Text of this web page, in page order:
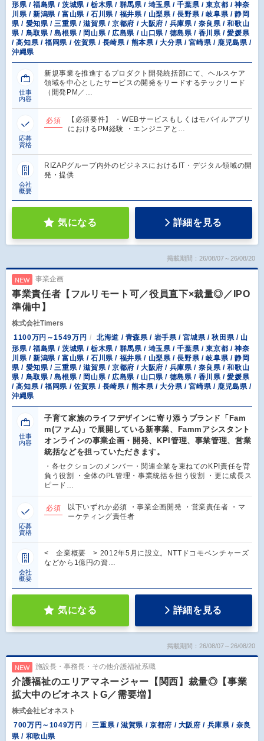
形県 / 福島県 / 茨城県 / 栃木県 / 群馬県 / 埼玉県 / 千葉県 / 東京都 / 神奈
川県 / 新潟県 / 富山県 / 石川県 / 福井県 / 山梨県 / 長野県 / 岐阜県 / 静岡
県 / 愛知県 / 三重県 / 滋賀県 / 京都府 / 大阪府 / 兵庫県 / 奈良県 / 和歌山
県 / 鳥取県 / 島根県 / 岡山県 / 広島県 / 山口県 / 徳島県 / 香川県 / 愛媛県
/ 高知県 / 福岡県 / 佐賀県 / 長崎県 / 熊本県 / 大分県 / 宮崎県 / 鹿児島県 /
沖縄県
仕事
内容
新規事業を推進するプロダクト開発統括部にて、ヘルスケア
領域を中心としたサービスの開発をリードするテックリード
（開発PM／…
応募
資格
必須
【必須要件】 ・WEBサービスもしくはモバイルアプリ
におけるPM経験 ・エンジニアと…
会社
概要
RIZAPグループ内外のビジネスにおけるIT・デジタル領域の開
発・提供
気になる 詳細を見る
掲載期間：26/08/07～26/08/20
NEW 事業企画
事業責任者【フルリモート可／役員直下×裁量◎／IPO
準備中】
株式会社Timers
1100万円～1549万円
北海道 / 青森県 / 岩手県 / 宮城県 / 秋田県 / 山
形県 / 福島県 / 茨城県 / 栃木県 / 群馬県 / 埼玉県 / 千葉県 / 東京都 / 神奈
川県 / 新潟県 / 富山県 / 石川県 / 福井県 / 山梨県 / 長野県 / 岐阜県 / 静岡
県 / 愛知県 / 三重県 / 滋賀県 / 京都府 / 大阪府 / 兵庫県 / 奈良県 / 和歌山
県 / 鳥取県 / 島根県 / 岡山県 / 広島県 / 山口県 / 徳島県 / 香川県 / 愛媛県
/ 高知県 / 福岡県 / 佐賀県 / 長崎県 / 熊本県 / 大分県 / 宮崎県 / 鹿児島県 /
沖縄県
仕事
内容
子育て家族のライフデザインに寄り添うブランド「Fam
m(ファム)」で展開している新事業、Fammアシスタント
オンラインの事業企画・開発、KPI管理、事業管理、営業
統括などを担っていただきます。
・各セクションのメンバー・関連企業を束ねてのKPI責任を背
負う役割 ・全体のPL管理・事業統括を担う役割 ・更に成長ス
ピード…
応募
資格
必須
以下いずれか必須 ・事業企画開発 ・営業責任者 ・マ
ーケティング責任者
会社
概要
< 企業概要 > 2012年5月に設立。NTTドコモベンチャーズ
などから1億円の資…
気になる 詳細を見る
掲載期間：26/08/07～26/08/20
NEW 施設長・事務長・その他介護福祉系職
介護福祉のエリアマネージャー【関西】裁量◎【事業
拡大中のビオネストG／需要増】
株式会社ビオネスト
700万円～1049万円
三重県 / 滋賀県 / 京都府 / 大阪府 / 兵庫県 / 奈良
県 / 和歌山県